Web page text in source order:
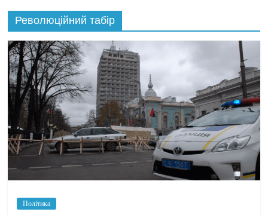
Революційний табір
Політика